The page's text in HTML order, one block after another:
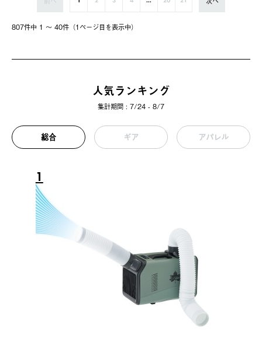
807件中 1 〜 40件（1ページ⽬を表⽰中）
人気ランキング
集計期間 : 7/24 - 8/7
総合 ギア アパレル
1